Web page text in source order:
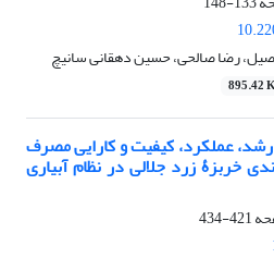
رضا صالحی، حسین دهقانی سانیچ
895.42
عملکرد، کیفیت و کارایی مصرف
خربزۀ زرد جلالی در نظام آبیاری
421-434